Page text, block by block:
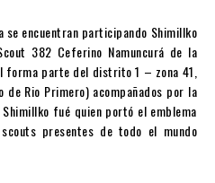
se encuentran participando Shimillko
382 Ceferino Namuncurá de la
forma parte del distrito 1 – zona 41,
Rio Primero) acompañados por la
fué quien portó el emblema
presentes de todo el mundo